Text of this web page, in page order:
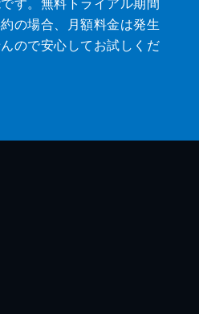
の場合、月額料金は発生
ので安心してお試しくだ